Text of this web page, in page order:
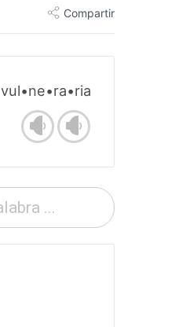
Compartir
vul•ne•ra•ria